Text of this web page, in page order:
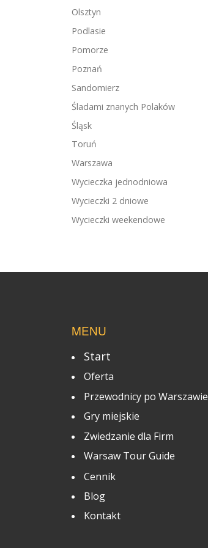
Olsztyn
Podlasie
Pomorze
Poznań
Sandomierz
Śladami znanych Polaków
Śląsk
Toruń
Warszawa
Wycieczka jednodniowa
Wycieczki 2 dniowe
Wycieczki weekendowe
MENU
Start
Oferta
Przewodnicy po Warszawie
Gry miejskie
Zwiedzanie dla Firm
Warsaw Tour Guide
Cennik
Blog
Kontakt